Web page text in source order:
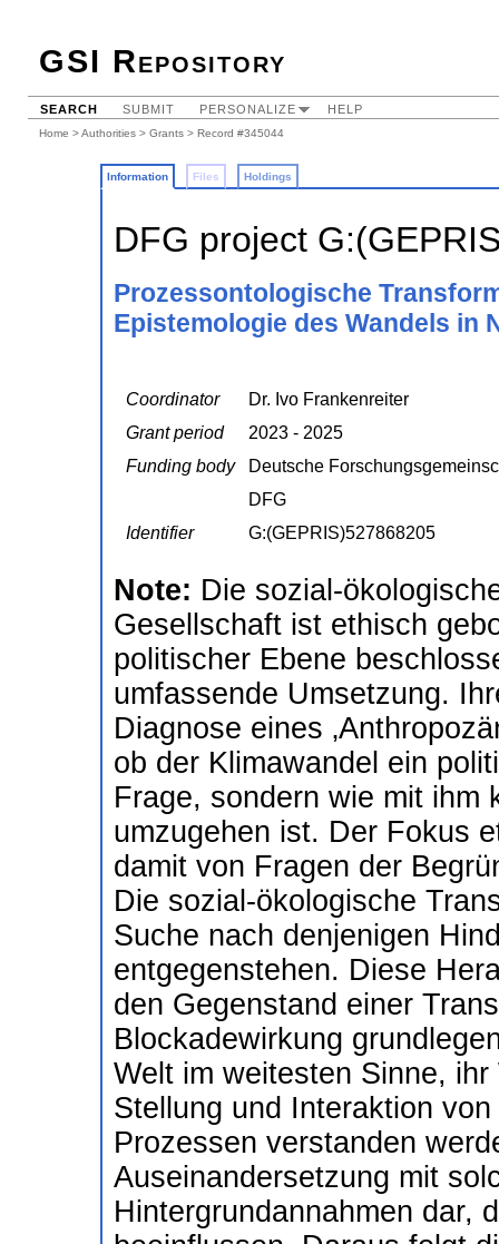
GSI Repository
SEARCH SUBMIT PERSONALIZE HELP
Home >Authorities > Grants > Record #345044
Information Files Holdings
DFG project
Prozessontologische
Epistemologie des Wandels in
Coordinator
Dr. Ivo Frankenreiter
Grant period
2023 - 2025
Funding body
Deutsche
DFG
Identifier
G:(GEPRIS)527868205
Note: Die sozial-
Gesellschaft ist ethisch
politischer Ebene
umfassende Umsetzung.
Diagnose eines
ob der Klimawandel ein
Frage, sondern wie mit ihm
umzugehen ist. Der Fokus
damit von Fragen der
Die sozial-ökologische
Suche nach denjenigen
entgegenstehen. Diese
den Gegenstand einer
Blockadewirkung
Welt im weitesten Sinne,
Stellung und Interaktion
Prozessen verstanden
Auseinandersetzung mit
Hintergrundannahmen dar,